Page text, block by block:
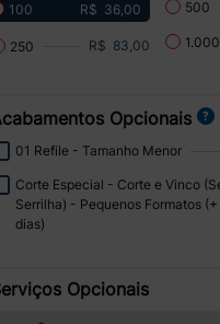
100 R$ 36,00
250 R$ 83,00
500
1.000
Opcionais
01 Refile - Tamanho Menor
Corte Especial - Corte e Vinco
Serrilha) - Pequenos Formatos (+
dias)
Opcionais